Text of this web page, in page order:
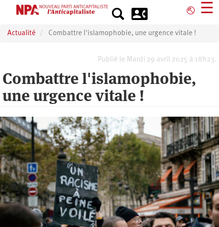
principal
⎋ ☰
Actualité Combattre l'islamophobie, une urgence vitale !
Publié le Mardi 29 avril 2025 à 18h23.
Combattre l'islamophobie,
une urgence vitale !